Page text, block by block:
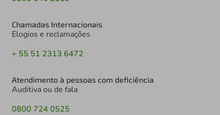
Chamadas Internacionais
Elogios e reclamações
+ 55 51 2313 6472
Atendimento à pessoas com deficiência
Auditiva ou de fala
0800 724 0525